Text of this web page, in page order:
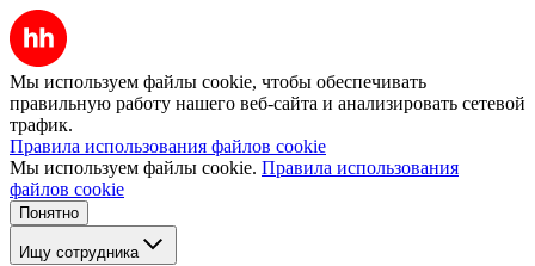
Мы используем файлы cookie, чтобы обеспечивать
правильную работу нашего веб-сайта и анализировать сетевой
трафик.
Правила использования файлов cookie
Мы используем файлы cookie. Правила использования
файлов cookie
Понятно
Ищу сотрудника